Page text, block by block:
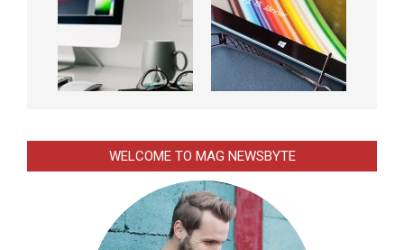
WELCOME TO MAG NEWSBYTE